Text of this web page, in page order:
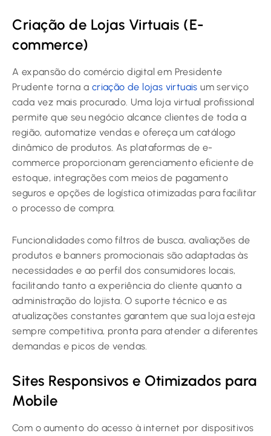
Criação de Lojas Virtuais (E-
commerce)
A expansão do comércio digital em Presidente
Prudente torna a criação de lojas virtuais um serviço
cada vez mais procurado. Uma loja virtual profissional
permite que seu negócio alcance clientes de toda a
região, automatize vendas e ofereça um catálogo
dinâmico de produtos. As plataformas de e-
commerce proporcionam gerenciamento eficiente de
estoque, integrações com meios de pagamento
seguros e opções de logística otimizadas para facilitar
o processo de compra.
Funcionalidades como filtros de busca, avaliações de
produtos e banners promocionais são adaptadas às
necessidades e ao perfil dos consumidores locais,
facilitando tanto a experiência do cliente quanto a
administração do lojista. O suporte técnico e as
atualizações constantes garantem que sua loja esteja
sempre competitiva, pronta para atender a diferentes
demandas e picos de vendas.
Sites Responsivos e Otimizados para
Mobile
Com o aumento do acesso à internet por dispositivos